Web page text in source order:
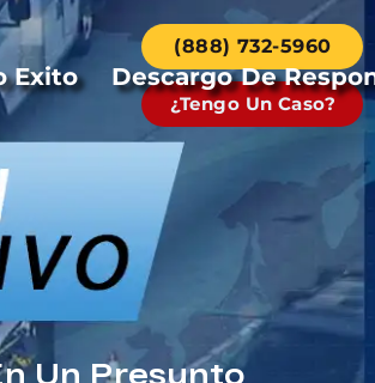
Exito Descargo De
(888) 732-5960
¿Tengo Un Caso?
Un Presunto